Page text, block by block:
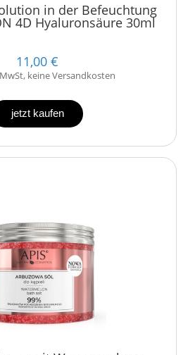
in der Befeuchtung
4D Hyaluronsäure 30ml
11,00 €
keine Versandkosten
jetzt kaufen